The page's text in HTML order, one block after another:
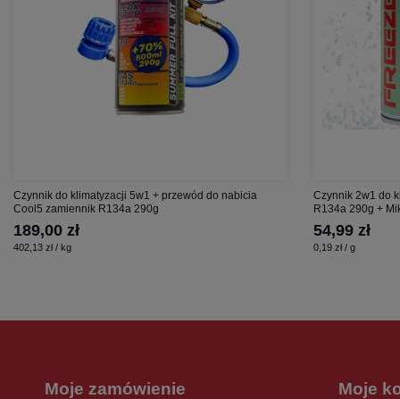
Czynnik do klimatyzacji 5w1 + przewód do nabicia
Cool5 zamiennik R134a 290g
189,00 zł
402,13 zł / kg
Czynnik 2w1 do
R134a 290g +
54,99 zł
0,19 zł / g
Moje zamówienie Moje